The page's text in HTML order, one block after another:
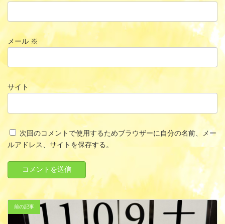
メール ※
サイト
次回のコメントで使用するためブラウザーに自分の名前、メー
ルアドレス、サイトを保存する。
前の記事